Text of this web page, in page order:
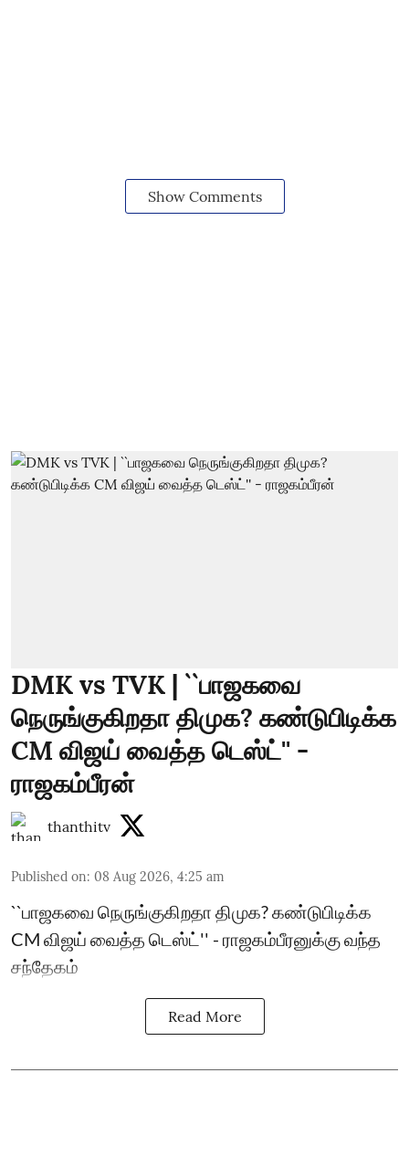
Show Comments
DMK vs TVK | ``பாஜகவை
நெருங்குகிறதா திமுக? கண்டுபிடிக்க
CM விஜய் வைத்த டெஸ்ட்'' -
ராஜகம்பீரன்
thanthitv
Published on: 08 Aug 2026, 4:25 am
``பாஜகவை நெருங்குகிறதா திமுக? கண்டுபிடிக்க
CM விஜய் வைத்த டெஸ்ட்'' - ராஜகம்பீரனுக்கு வந்த
சந்தேகம்
Read More